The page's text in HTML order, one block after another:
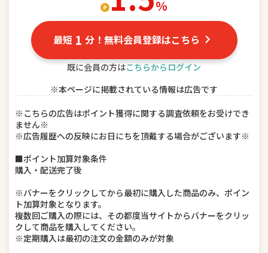
スマートフォン・タブレット 食品
ドリンク、水、お酒 インテリア・寝具・収納
DIY、工具 キッチン用品・食器・調理器具
本・雑誌・コミック ゲーム、おもちゃ
楽器、手芸、コレクション 車用品・バイク用品
美容・コスメ・香水 ダイエット・健康
ペット・ペットグッズ
％
最短 1 分！無料会員登録はこちら
既に会員の方はこちらからログイン
※本ページに掲載されている情報は広告です
※こちらの広告はポイント獲得に関する調査依頼をお受けでき
ません※
※広告履歴への反映にお日にちを頂戴する場合がございます※
■ポイント加算対象条件
購入・配送完了後
※バナーをクリックしてから最初に購入した商品のみ、ポイン
ト加算対象となります。
複数回ご購入の際には、その都度当サイトからバナーをクリッ
クして商品を購入してください。
※定期購入は最初の注文の金額のみが対象